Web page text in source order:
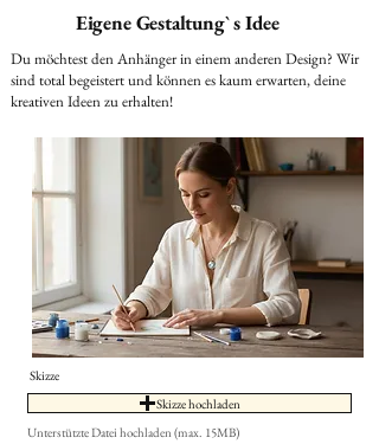
Eigene Gestaltung` s Idee
Du möchtest den Anhänger in einem anderen Design? Wir
sind total begeistert und können es kaum erwarten, deine
kreativen Ideen zu erhalten!
Skizze
Skizze hochladen
Unterstützte Datei hochladen (max. 15MB)